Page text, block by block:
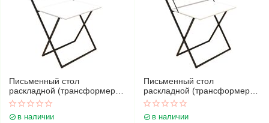
Письменный стол
раскладной (трансформер)
Компакт-1
в наличии
Письменный стол
раскладной (трансформер)
Компакт-2
в наличии